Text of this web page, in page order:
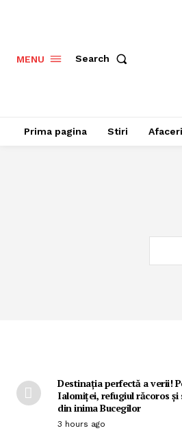
MENU Search
Prima pagina Stiri
Destinația perfectă a verii!
Ialomiței, refugiul răcoros și
din inima Bucegilor
3 hours ago